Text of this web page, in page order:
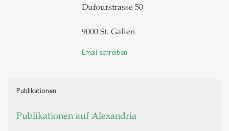
Dufourstrasse 50
9000 St. Gallen
Email schreiben
Publikationen
Publikationen auf Alexandria